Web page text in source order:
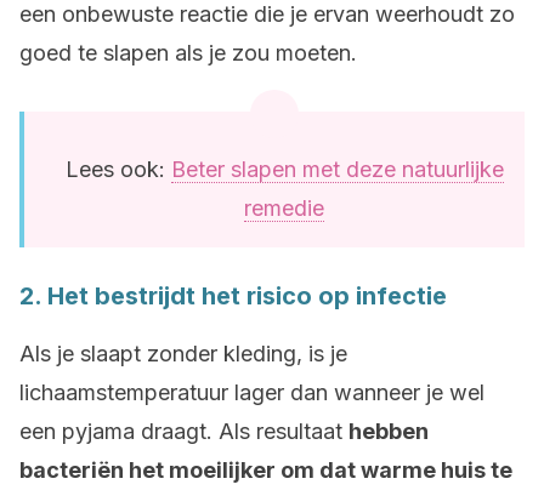
een onbewuste reactie die je ervan weerhoudt zo
goed te slapen als je zou moeten.
Lees ook: Beter slapen met deze natuurlijke
remedie
2. Het bestrijdt het risico op infectie
Als je slaapt zonder kleding, is je
lichaamstemperatuur lager dan wanneer je wel
een pyjama draagt. Als resultaat hebben
bacteriën het moeilijker om dat warme huis te